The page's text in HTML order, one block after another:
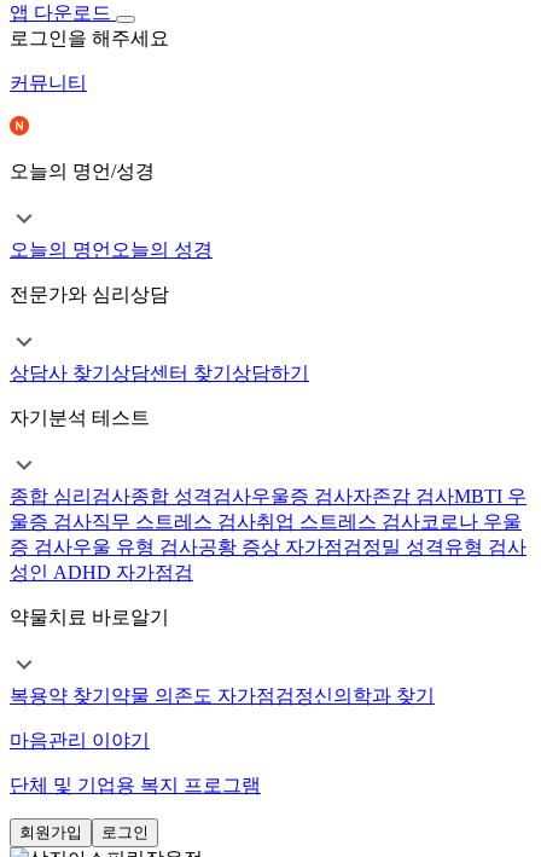
앱 다운로드
로그인을 해주세요
커뮤니티
오늘의 명언/성경
오늘의 명언 오늘의 성경
전문가와 심리상담
상담사 찾기 상담센터 찾기 상담하기
자기분석 테스트
종합 심리검사종합 성격검사우울증 검사자존감 검사MBTI 우
울증 검사직무 스트레스 검사취업 스트레스 검사코로나 우울
증 검사우울 유형 검사공황 증상 자가점검정밀 성격유형 검사
성인 ADHD 자가점검
약물치료 바로알기
복용약 찾기 약물 의존도 자가점검정신의학과 찾기
마음관리 이야기
단체 및 기업용 복지 프로그램
회원가입 로그인